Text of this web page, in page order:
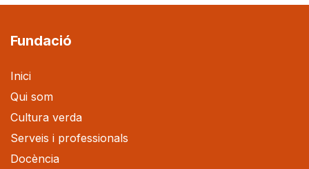
Fundació
Inici
Qui som
Cultura verda
Serveis i professionals
Docència